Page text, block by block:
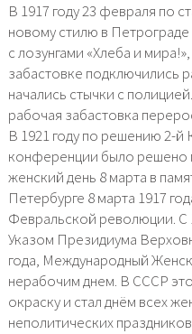
В 1917 году 23 февраля по
новому стилю в
с лозунгами «Хлеба и
забастовке подключились
начались стычки с
рабочая забастовка
В 1921 году по решению 2-
конференции было решено
женский день 8 марта в
Петербурге 8 марта 1917
Февральской революции. С
Указом Президиума
года, Международный
нерабочим днем. В СССР
окраску и стал днём всех
неполитических